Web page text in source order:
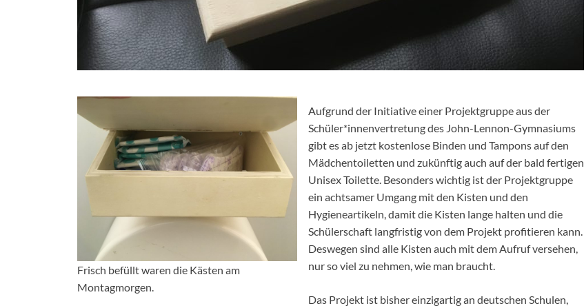
Frisch befüllt waren die Kästen am
Montagmorgen.
Aufgrund der Initiative einer Projektgruppe aus der
Schüler*innenvertretung des John-Lennon-Gymnasiums
gibt es ab jetzt kostenlose Binden und Tampons auf den
Mädchentoiletten und zukünftig auch auf der bald fertigen
Unisex Toilette. Besonders wichtig ist der Projektgruppe
ein achtsamer Umgang mit den Kisten und den
Hygieneartikeln, damit die Kisten lange halten und die
Schülerschaft langfristig von dem Projekt profitieren kann.
Deswegen sind alle Kisten auch mit dem Aufruf versehen,
nur so viel zu nehmen, wie man braucht.
Das Projekt ist bisher einzigartig an deutschen Schulen,